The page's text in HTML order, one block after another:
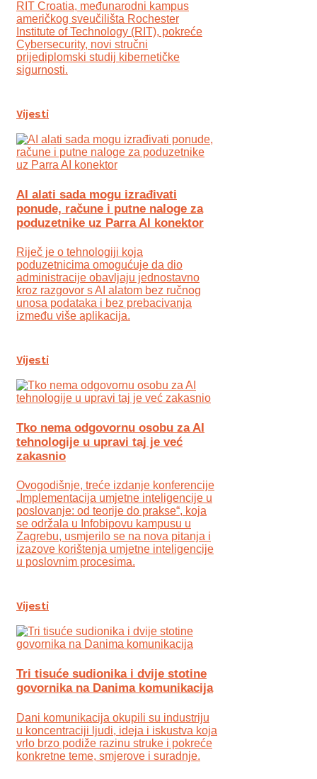
RIT Croatia, međunarodni kampus
američkog sveučilišta Rochester
Institute of Technology (RIT), pokreće
Cybersecurity, novi stručni
prijediplomski studij kibernetičke
sigurnosti.
Vijesti
AI alati sada mogu izrađivati
ponude, račune i putne naloge za
poduzetnike uz Parra AI konektor
Riječ je o tehnologiji koja
poduzetnicima omogućuje da dio
administracije obavljaju jednostavno
kroz razgovor s AI alatom bez ručnog
unosa podataka i bez prebacivanja
između više aplikacija.
Vijesti
Tko nema odgovornu osobu za AI
tehnologije u upravi taj je već
zakasnio
Ovogodišnje, treće izdanje konferencije
„Implementacija umjetne inteligencije u
poslovanje: od teorije do prakse“, koja
se održala u Infobipovu kampusu u
Zagrebu, usmjerilo se na nova pitanja i
izazove korištenja umjetne inteligencije
u poslovnim procesima.
Vijesti
Tri tisuće sudionika i dvije stotine
govornika na Danima komunikacija
Dani komunikacija okupili su industriju
u koncentraciji ljudi, ideja i iskustva koja
vrlo brzo podiže razinu struke i pokreće
konkretne teme, smjerove i suradnje.